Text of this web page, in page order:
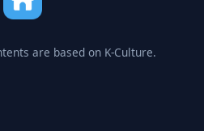
are based on K-Culture.